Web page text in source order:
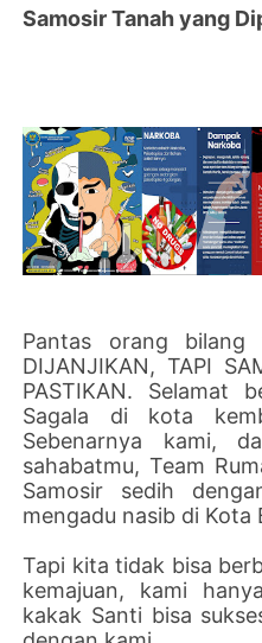
Samosir Tanah yang
Pantas orang bilang
DIJANJIKAN, TAPI
PASTIKAN. Selamat
Sagala di kota
Sebenarnya kami,
sahabatmu, Team
Samosir sedih
mengadu nasib di Kota
Tapi kita tidak bisa
kemajuan, kami
kakak Santi bisa